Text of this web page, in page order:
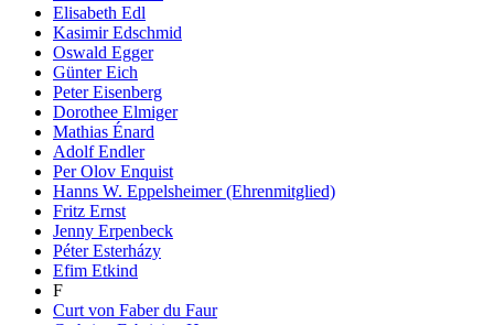
Elisabeth Edl
Kasimir Edschmid
Oswald Egger
Günter Eich
Peter Eisenberg
Dorothee Elmiger
Mathias Énard
Adolf Endler
Per Olov Enquist
Hanns W. Eppelsheimer (Ehrenmitglied)
Fritz Ernst
Jenny Erpenbeck
Péter Esterházy
Efim Etkind
F
Curt von Faber du Faur